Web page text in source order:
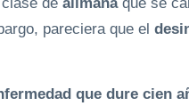
de alimañaque se
pareciera que el
que dure cien